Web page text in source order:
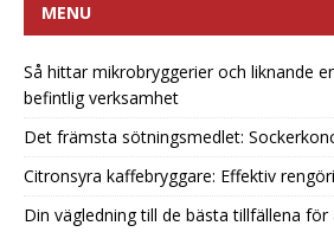
MENU
Så hittar mikrobryggerier och liknande
befintlig verksamhet
Det främsta sötningsmedlet:
Citronsyra kaffebryggare: Effektiv
Din vägledning till de bästa tillfällena